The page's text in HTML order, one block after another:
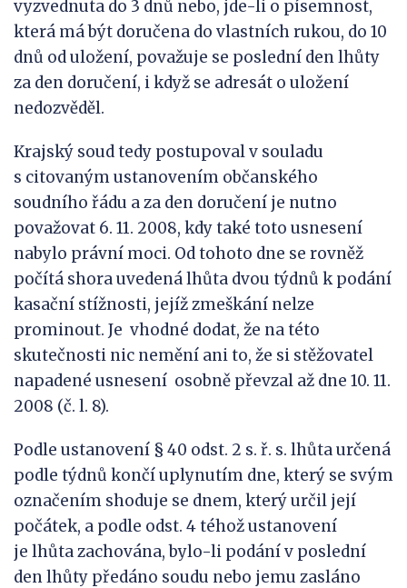
vyzvednuta do 3 dnů nebo, jde-li o písemnost,
která má být doručena do vlastních rukou, do 10
dnů od uložení, považuje se poslední den lhůty
za den doručení, i když se adresát o uložení
nedozvěděl.
Krajský soud tedy postupoval v souladu
s citovaným ustanovením občanského
soudního řádu a za den doručení je nutno
považovat 6. 11. 2008, kdy také toto usnesení
nabylo právní moci. Od tohoto dne se rovněž
počítá shora uvedená lhůta dvou týdnů k podání
kasační stížnosti, jejíž zmeškání nelze
prominout. Je vhodné dodat, že na této
skutečnosti nic nemění ani to, že si stěžovatel
napadené usnesení osobně převzal až dne 10. 11.
2008 (č. l. 8).
Podle ustanovení § 40 odst. 2 s. ř. s. lhůta určená
podle týdnů končí uplynutím dne, který se svým
označením shoduje se dnem, který určil její
počátek, a podle odst. 4 téhož ustanovení
je lhůta zachována, bylo-li podání v poslední
den lhůty předáno soudu nebo jemu zasláno